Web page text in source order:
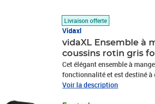
Livraison offerte
Vidaxl
vidaXL Ensemble à
coussins rotin gris
Cet élégant ensemble à
fonctionnalité et est destiné à
L'ensemble de meubles est
Voir la description
Prix barré 1770,99 €
Prix 1 462,89€